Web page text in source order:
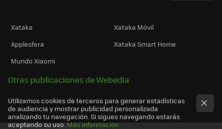
Xataka
Xataka Móvil
Applesfera
Xataka Smart Home
Mundo Xiaomi
Otras publicaciones de Webedia
Utilizamos cookies de terceros para generar estadísticas
de audiencia y mostrar publicidad personalizada
analizando tu navegación. Si sigues navegando estarás
aceptando su uso. Más información